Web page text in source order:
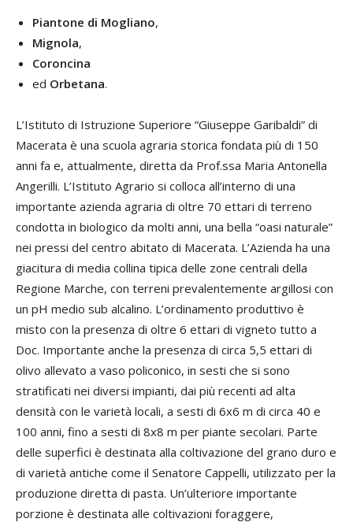
Piantone di Mogliano,
Mignola,
Coroncina
ed Orbetana.
L’Istituto di Istruzione Superiore “Giuseppe Garibaldi” di
Macerata è una scuola agraria storica fondata più di 150
anni fa e, attualmente, diretta da Prof.ssa Maria Antonella
Angerilli. L’Istituto Agrario si colloca all’interno di una
importante azienda agraria di oltre 70 ettari di terreno
condotta in biologico da molti anni, una bella “oasi naturale”
nei pressi del centro abitato di Macerata. L’Azienda ha una
giacitura di media collina tipica delle zone centrali della
Regione Marche, con terreni prevalentemente argillosi con
un pH medio sub alcalino. L’ordinamento produttivo è
misto con la presenza di oltre 6 ettari di vigneto tutto a
Doc. Importante anche la presenza di circa 5,5 ettari di
olivo allevato a vaso policonico, in sesti che si sono
stratificati nei diversi impianti, dai più recenti ad alta
densità con le varietà locali, a sesti di 6x6 m di circa 40 e
100 anni, fino a sesti di 8x8 m per piante secolari. Parte
delle superfici è destinata alla coltivazione del grano duro e
di varietà antiche come il Senatore Cappelli, utilizzato per la
produzione diretta di pasta. Un’ulteriore importante
porzione è destinata alle coltivazioni foraggere,